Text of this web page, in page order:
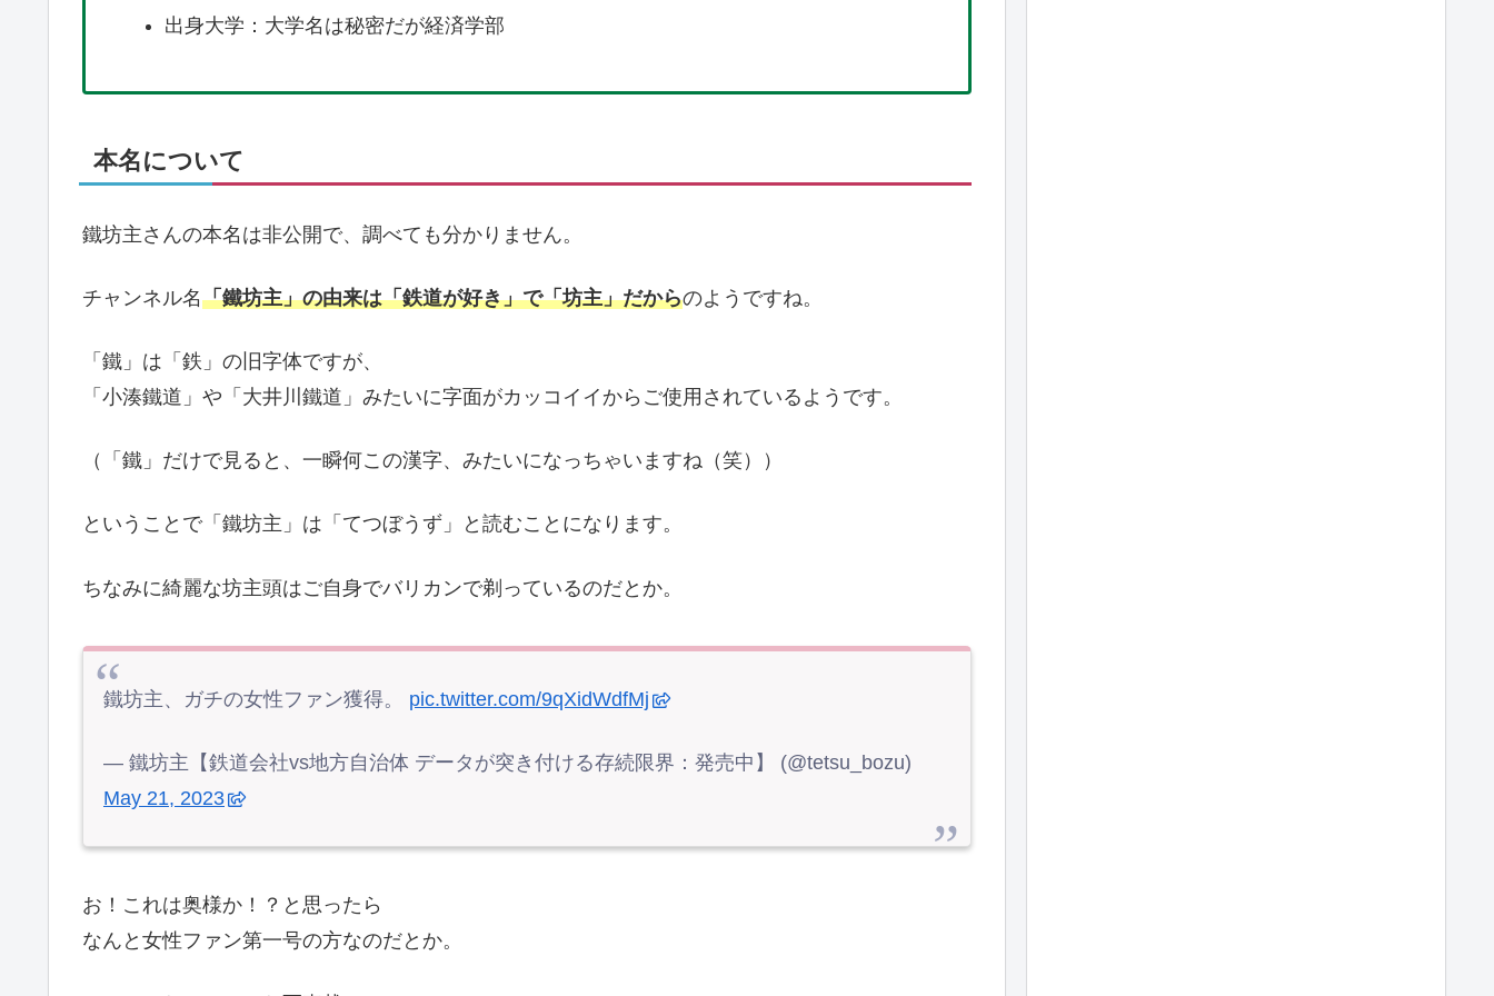
出身大学：大学名は秘密だが経済学部
本名について
鐵坊主さんの本名は非公開で、調べても分かりません。
チャンネル名「鐵坊主」の由来は「鉄道が好き」で「坊主」だからのようですね。
「鐵」は「鉄」の旧字体ですが、
「小湊鐵道」や「大井川鐵道」みたいに字面がカッコイイからご使用されているようです。
（「鐵」だけで見ると、一瞬何この漢字、みたいになっちゃいますね（笑））
ということで「鐵坊主」は「てつぼうず」と読むことになります。
ちなみに綺麗な坊主頭はご自身でバリカンで剃っているのだとか。
鐵坊主、ガチの女性ファン獲得。 pic.twitter.com/9qXidWdfMj
— 鐵坊主【鉄道会社vs地方自治体 データが突き付ける存続限界：発売中】 (@tetsu_bozu)
May 21, 2023
お！これは奥様か！？と思ったら
なんと女性ファン第一号の方なのだとか。